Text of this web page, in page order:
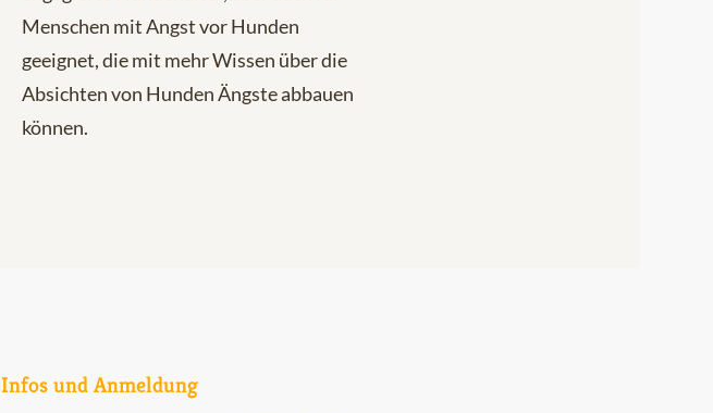
Menschen mit Angst vor Hunden
geeignet, die mit mehr Wissen über die
Absichten von Hunden Ängste abbauen
können.
Infos und Anmeldung